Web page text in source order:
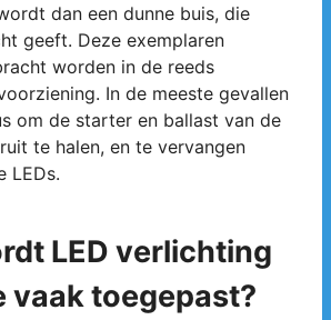
dan een dunne buis, die
geeft. Deze exemplaren
worden in de reeds
In de meeste gevallen
om de starter en ballast van de
te halen, en te vervangen
LEDs.
LED verlichting
vaak toegepast?